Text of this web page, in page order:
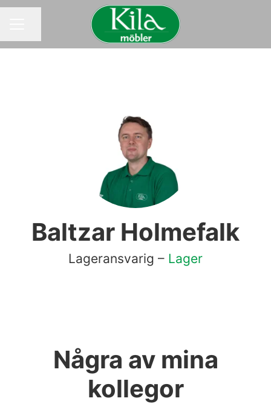
Baltzar Holmefalk
Lageransvarig – Lager
Några av mina
kollegor